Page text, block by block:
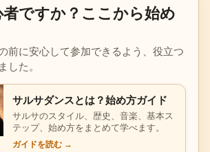
ですか？ここから始め
前に安心して参加できるよう、役立つ
した。
サルサダンスとは？始め方ガイド
サルサのスタイル、歴史、音楽、基本ス
テップ、始め方をまとめて学べます。
ガイドを読む →